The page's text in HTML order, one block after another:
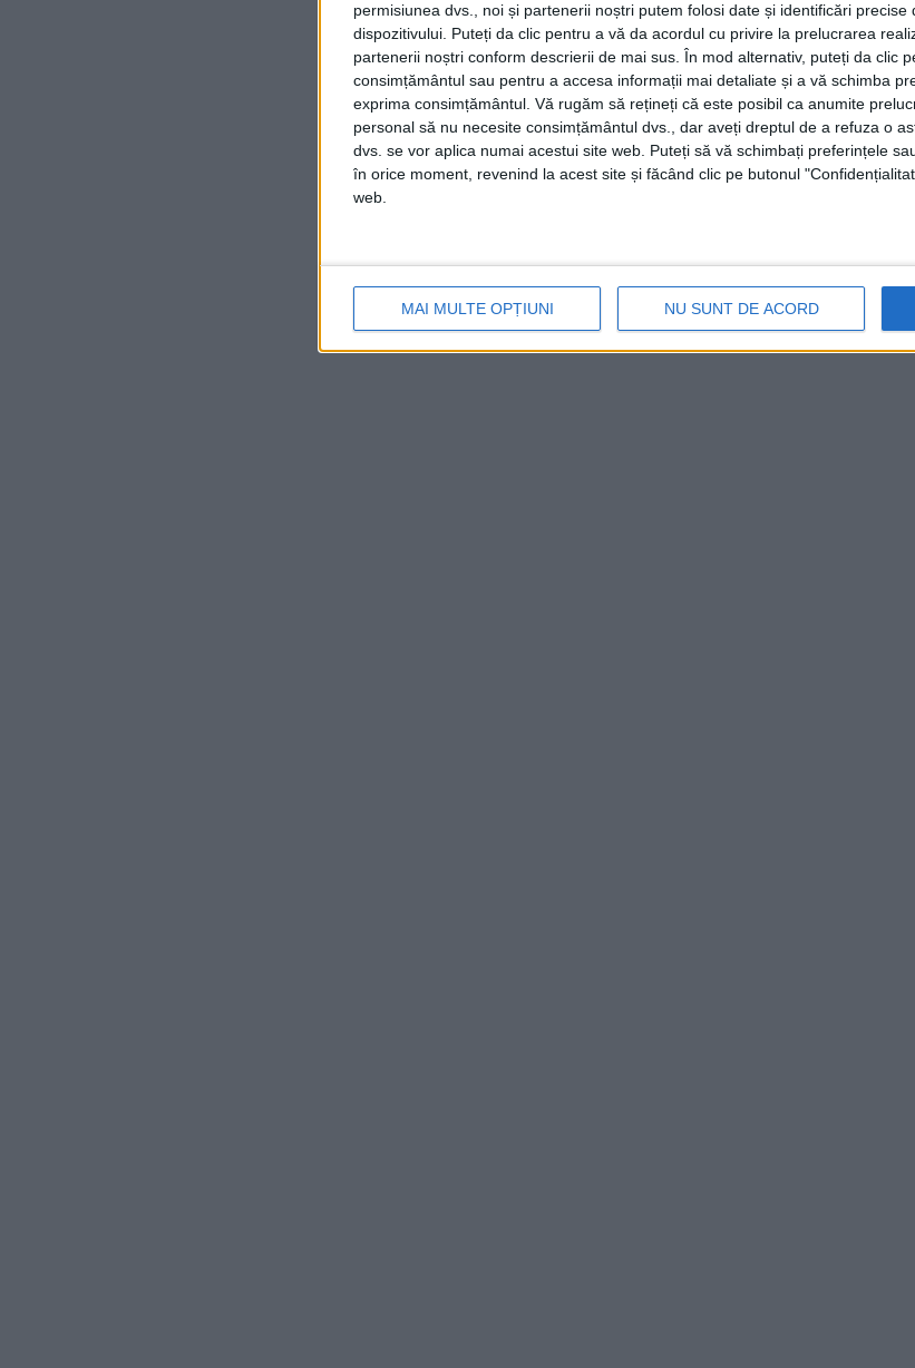
permisiunea dvs., noi și partenerii noștri putem folosi date și identificări
dispozitivului. Puteți da clic pentru a vă da acordul cu privire la prelucrarea
partenerii noștri conform descrierii de mai sus. În mod alternativ, puteți da clic
consimțământul sau pentru a accesa informații mai detaliate și a vă schimba
exprima consimțământul. Vă rugăm să rețineți că este posibil ca anumite
personal să nu necesite consimțământul dvs., dar aveți dreptul de a refuza o
dvs. se vor aplica numai acestui site web. Puteți să vă schimbați preferințele
în orice moment, revenind la acest site și făcând clic pe butonul
web.
MAI MULTE OPȚIUNI NU SUNT DE ACORD